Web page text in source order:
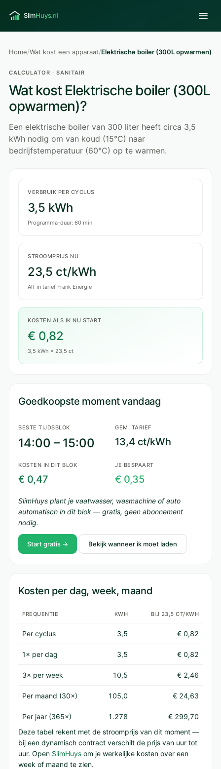
Home/Wat kost een apparaat/Elektrische boiler (300L opwarmen)
CALCULATOR · SANITAIR
Wat kost Elektrische boiler (300L
opwarmen)?
Een elektrische boiler van 300 liter heeft circa 3,5
kWh nodig om van koud (15°C) naar
bedrijfstemperatuur (60°C) op te warmen.
VERBRUIK PER CYCLUS
3,5 kWh
Programma-duur: 60 min
STROOMPRIJS NU
23,5 ct/kWh
All-in tarief Frank Energie
KOSTEN ALS IK NU START
€ 0,82
3,5 kWh × 23,5 ct
Goedkoopste moment vandaag
BESTE TIJDSBLOK
14:00 – 15:00
GEM. TARIEF
13,4 ct/kWh
KOSTEN IN DIT BLOK
€ 0,47
JE BESPAART
€ 0,35
SlimHuys plant je vaatwasser, wasmachine of auto
automatisch in dit blok — gratis, geen abonnement
nodig.
Start gratis → Bekijk wanneer ik moet laden
Kosten per dag, week, maand
FREQUENTIE KWH BIJ 23,5 CT/KWH
Per cyclus 3,5 € 0,82
1× per dag 3,5 € 0,82
3× per week 10,5 € 2,46
Per maand (30×) 105,0 € 24,63
Per jaar (365×) 1.278
€ 299,70
Deze tabel rekent met de stroomprijs van dit moment —
bij een dynamisch contract verschilt de prijs van uur tot
uur. Open SlimHuys om je werkelijke kosten over een
week of maand te zien.